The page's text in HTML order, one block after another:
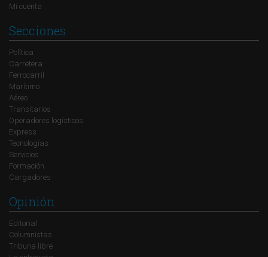
Mi cuenta
Secciones
Política
Carretera
Ferrocarril
Marítimo
Aéreo
Transitarios
Operadores logísticos
Express
Tecnologías
Servicios
Formación
Cargadores
Opinión
Editorial
Columnistas
Tribuna libre